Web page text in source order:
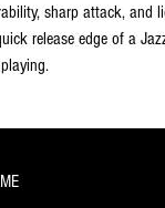
sharp attack, and
release edge of a